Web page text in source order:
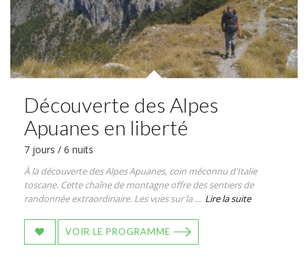
Découverte des Alpes
Apuanes en liberté
7 jours / 6 nuits
À la découverte des Alpes Apuanes, coin méconnu d'Italie
toscane. Cette chaîne de montagne offre des sentiers de
randonnée extraordinaire. Les vues sur la ... Lire la suite
VOIR LE PROGRAMME